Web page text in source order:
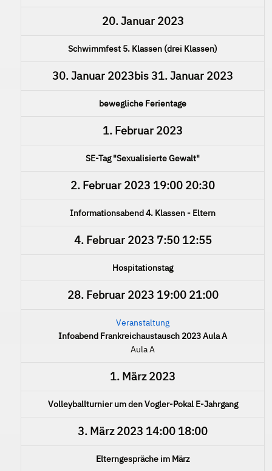
20. Januar 2023
Schwimmfest 5. Klassen (drei Klassen)
30. Januar 2023bis31. Januar 2023
bewegliche Ferientage
1. Februar 2023
SE-Tag "Sexualisierte Gewalt"
2. Februar 2023 19:00 20:30
Informationsabend 4. Klassen - Eltern
4. Februar 2023 7:50 12:55
Hospitationstag
28. Februar 2023 19:00 21:00
Veranstaltung
Infoabend Frankreichaustausch 2023 Aula A
Aula A
1. März 2023
Volleyballturnier um den Vogler-Pokal E-Jahrgang
3. März 2023 14:00 18:00
Elterngespräche im März